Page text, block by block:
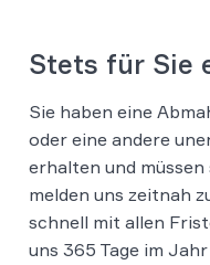
Stets für Sie
Sie haben eine
oder eine andere
erhalten und
melden uns zeitnah
schnell mit allen
uns 365 Tage im